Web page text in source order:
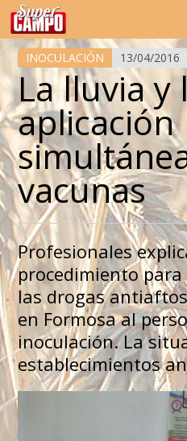
Temas de hoy
INOCULACIÓN 13/04/2016
La lluvia y
aplicación
vacunas
Profesionales
procedimiento
las drogas
en Formosa al
inoculación. La
establecimientos